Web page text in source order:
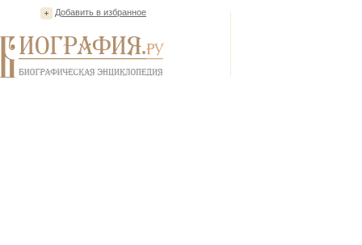
Добавить в избранное